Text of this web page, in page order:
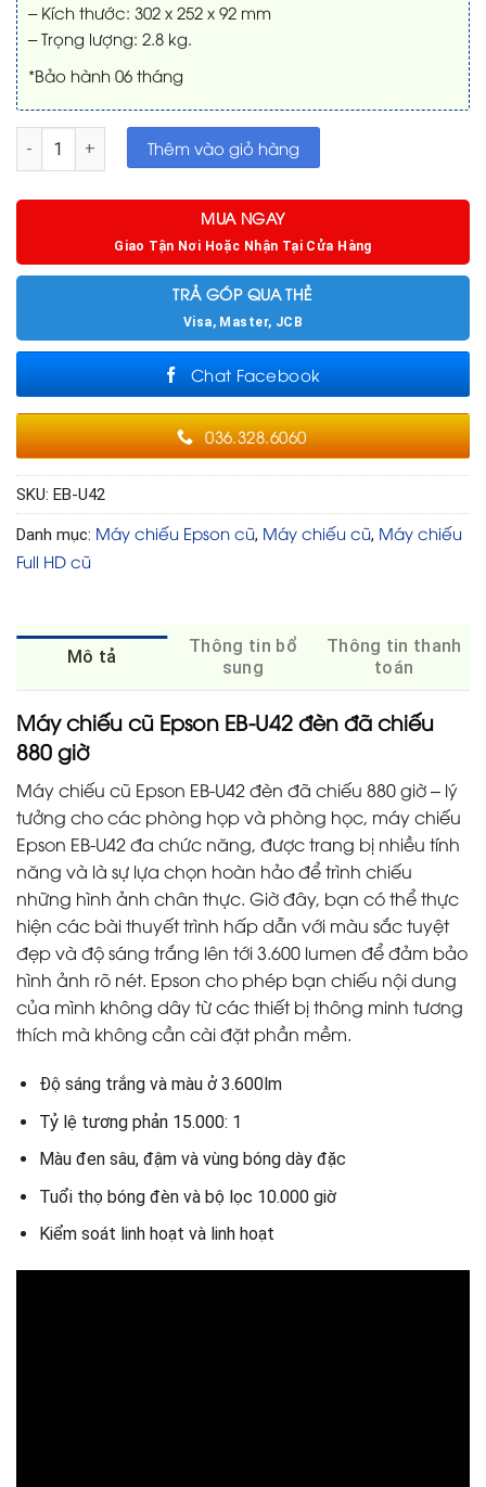
– Kích thước: 302‎ x 252 x 92 mm
– Trọng lượng: 2.8 kg.
*Bảo hành 06 tháng
Máy chiếu cũ Epson EB-U42 đèn đã chiếu 880 giờ số lượng
Thêm vào giỏ hàng
MUA NGAY
Giao Tận Nơi Hoặc Nhận Tại Cửa Hàng
TRẢ GÓP QUA THẺ
Visa, Master, JCB
Chat Facebook
036.328.6060
SKU: EB-U42
Danh mục: Máy chiếu Epson cũ, Máy chiếu cũ, Máy chiếu
Full HD cũ
Mô tả
Thông tin bổ
sung
Thông tin thanh
toán
Máy chiếu cũ Epson EB-U42 đèn đã chiếu
880 giờ
Máy chiếu cũ Epson EB-U42 đèn đã chiếu 880 giờ – lý
tưởng cho các phòng họp và phòng học, máy chiếu
Epson EB-U42 đa chức năng, được trang bị nhiều tính
năng và là sự lựa chọn hoàn hảo để trình chiếu
những hình ảnh chân thực. Giờ đây, bạn có thể thực
hiện các bài thuyết trình hấp dẫn với màu sắc tuyệt
đẹp và độ sáng trắng lên tới 3.600 lumen để đảm bảo
hình ảnh rõ nét. Epson cho phép bạn chiếu nội dung
của mình không dây từ các thiết bị thông minh tương
thích mà không cần cài đặt phần mềm.
Độ sáng trắng và màu ở 3.600lm
Tỷ lệ tương phản 15.000: 1
Màu đen sâu, đậm và vùng bóng dày đặc
Tuổi thọ bóng đèn và bộ lọc 10.000 giờ
Kiểm soát linh hoạt và linh hoạt